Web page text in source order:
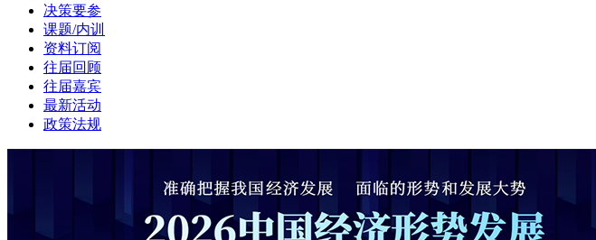
决策要参
课题/内训
资料订阅
往届回顾
往届嘉宾
最新活动
政策法规